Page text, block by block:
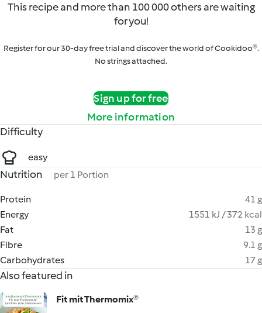
This recipe and more than 100 000 others are waiting
for you!
Register for our 30-day free trial and discover the world of Cookidoo®.
No strings attached.
Sign up for free
More information
Difficulty
easy
Nutrition per 1 Portion
Protein
41 g
Energy
1551 kJ / 372 kcal
Fat
13 g
Fibre
9.1 g
Carbohydrates
17 g
Also featured in
Fit mit Thermomix®